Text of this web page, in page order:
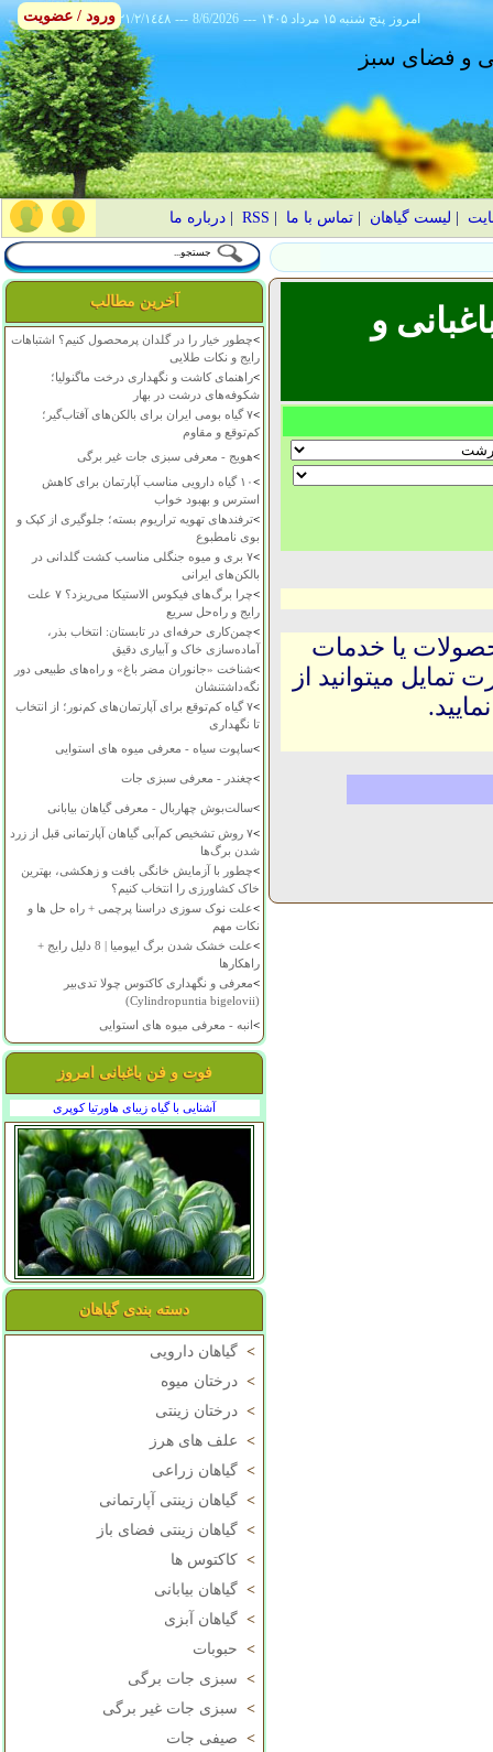
٢١/٢/١٤٤٨ --- 8/6/2026 --- ۱۴۰۵ پنج شنبه ۱۵ مرداد امروز
و فضای سبز
لیست گیاهان |تماس با ما RSS
|درباره ما
آخرین مطالب
>چطور خیار را در گلدان پرمحصول کنیم؟ اشتباهات
رایج و نکات طلایی
>راهنمای کاشت و نگهداری درخت ماگنولیا؛
شکوفه‌های درشت در بهار
>
۷ گیاه بومی ایران برای بالکن‌های آفتاب‌گیر؛
کم‌توقع و مقاوم
>هویج - معرفی سبزی جات غیر برگی
>
۱۰ گیاه دارویی مناسب آپارتمان برای کاهش
استرس و بهبود خواب
>ترفندهای تهویه تراریوم بسته؛ جلوگیری از کپک و
بوی نامطبوع
>
۷ بری و میوه جنگلی مناسب کشت گلدانی در
بالکن‌های ایرانی
>
چرا برگ‌های فیکوس الاستیکا می‌ریزد؟ ۷ علت
رایج و راه‌حل سریع
>چمن‌کاری حرفه‌ای در تابستان: انتخاب بذر،
آماده‌سازی خاک و آبیاری دقیق
>شناخت «جانوران مضر باغ» و راه‌های طبیعی دور
نگه‌داشتنشان
>
۷ گیاه کم‌توقع برای آپارتمان‌های کم‌نور؛ از انتخاب
تا نگهداری
>ساپوت سیاه - معرفی میوه های استوایی
>چغندر - معرفی سبزی جات
>سالت‌بوش چهاربال - معرفی گیاهان بیابانی
>
۷ روش تشخیص کم‌آبی گیاهان آپارتمانی قبل از زرد
شدن برگ‌ها
>چطور با آزمایش خانگی بافت و زهکشی، بهترین
خاک کشاورزی را انتخاب کنیم؟
>علت نوک سوزی دراسنا پرچمی + راه حل ها و
نکات مهم
>
علت خشک شدن برگ ایپومیا | 8 دلیل رایج +
راهکارها
>معرفی و نگهداری کاکتوس چولا تدی‌بیر
(Cylindropuntia bigelovii)
>انبه - معرفی میوه های استوایی
فوت و فن باغبانی امروز
آشنایی با گیاه زیبای هاورتیا کوپری
دسته بندی گیاهان
> گیاهان دارویی
> درختان میوه
> درختان زینتی
> علف های هرز
> گیاهان زراعی
> گیاهان زینتی آپارتمانی
> گیاهان زینتی فضای باز
> کاکتوس ها
> گیاهان بیابانی
> گیاهان آبزی
> حبوبات
> سبزی جات برگی
> سبزی جات غیر برگی
> صیفی جات
و
یا خدمات
میتوانید از
ورود / عضویت